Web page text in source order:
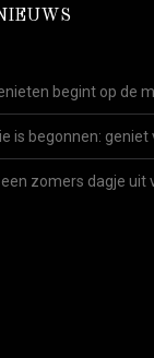
begint op de
is begonnen:
zomers dagje uit